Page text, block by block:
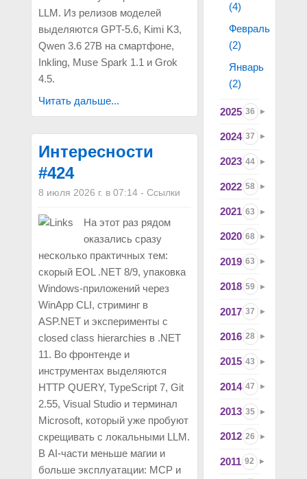
LLM. Из релизов моделей
выделяются GPT-5.6, Kimi K3,
Qwen 3.6 27B на смартфоне,
Inkling, Muse Spark 1.1 и Grok
4.5.
Читать дальше...
Интересности
#424
8 июля 2026 г. в 07:14- Ссылки
На этот раз рядом
оказались сразу
несколько практичных тем:
скорый EOL .NET 8/9, упаковка
Windows-приложений через
WinApp CLI, стриминг в
ASP.NET и эксперименты с
closed class hierarchies в .NET
11. Во фронтенде и
инструментах выделяются
HTTP QUERY, TypeScript 7, Git
2.55, Visual Studio и терминал
Microsoft, который уже пробуют
скрещивать с локальными LLM.
В AI-части меньше магии и
больше эксплуатации: MCP и
(4)
Февраль
(2)
Январь
(2)
2025 36
2024 37
2023 44
2022 58
2021 63
2020 68
2019 63
2018 59
2017 37
2016 28
2015 43
2014 47
2013 35
2012 26
2011 92